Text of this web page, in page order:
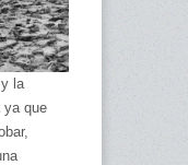
la
ya que